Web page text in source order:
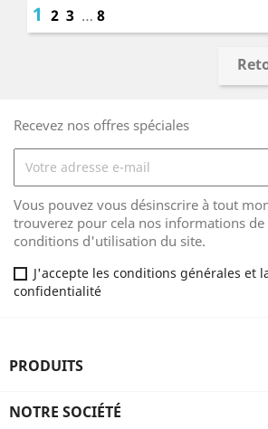
1 2 3 … 8
Recevez nos offres spéciales
Vous pouvez vous désinscrire à tout
trouverez pour cela nos informations de
conditions d'utilisation du site.
J'accepte les conditions générales et
confidentialité
PRODUITS
NOTRE SOCIÉTÉ